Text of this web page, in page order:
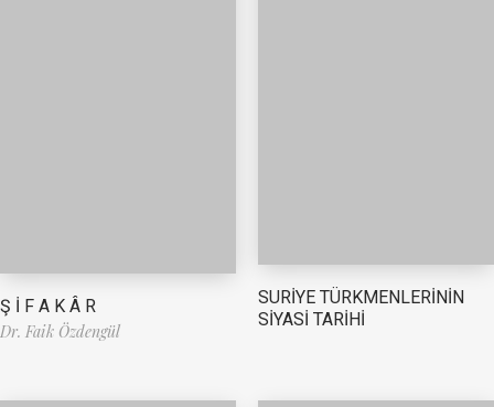
Ş İ F A K Â R
Dr. Faik Özdengül
SURİYE TÜRKMENLERİNİN
SİYASİ TARİHİ